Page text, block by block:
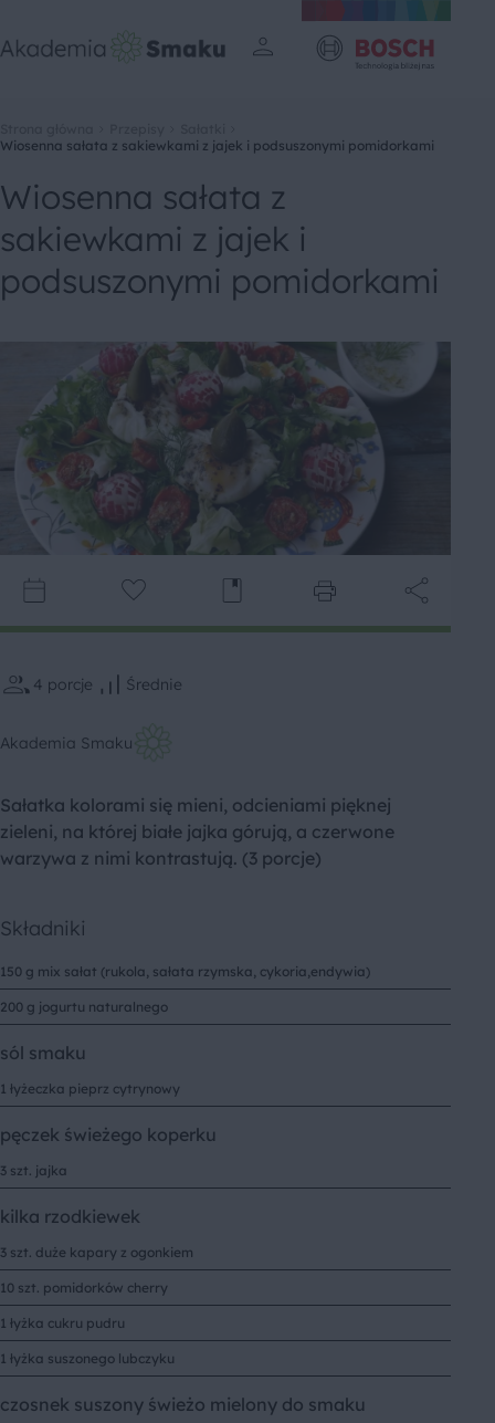
Wiosenna sałata z sakiewkami z jajek i podsuszonymi pomidorkami
Wiosenna sałata z
sakiewkami z jajek i
podsuszonymi pomidorkami
4 porcje Średnie
Akademia Smaku
Sałatka kolorami się mieni, odcieniami pięknej
zieleni, na której białe jajka górują, a czerwone
warzywa z nimi kontrastują. (3 porcje)
Składniki
150 g mix sałat (rukola, sałata rzymska, cykoria,endywia)
200 g jogurtu naturalnego
sól smaku
1 łyżeczka pieprz cytrynowy
pęczek świeżego koperku
3 szt. jajka
kilka rzodkiewek
3 szt. duże kapary z ogonkiem
10 szt. pomidorków cherry
1 łyżka cukru pudru
1 łyżka suszonego lubczyku
czosnek suszony świeżo mielony do smaku